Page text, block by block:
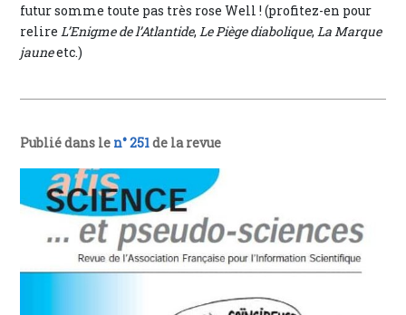
futur somme toute pas très rose Well ! (profitez-en pour
relire L’Enigme de l’Atlantide, Le Piège diabolique, La Marque
jauneetc.)
Publié dans le n° 251de la revue